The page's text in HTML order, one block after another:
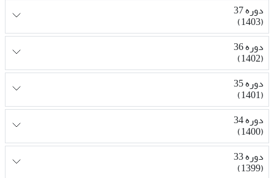
دوره 37
(1403)
دوره 36
(1402)
دوره 35
(1401)
دوره 34
(1400)
دوره 33
(1399)